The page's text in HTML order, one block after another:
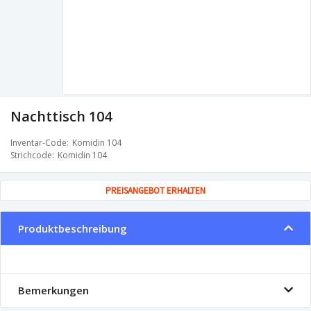
Nachttisch 104
Inventar-Code Komidin 104
Strichcode Komidin 104
PREISANGEBOT ERHALTEN
Produktbeschreibung
Bemerkungen